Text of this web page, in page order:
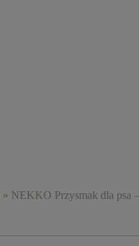
» NEKKO Przysmak dla psa